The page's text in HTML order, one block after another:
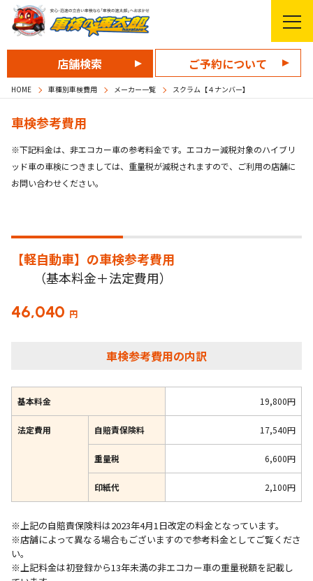
店舗検索 ご予約について
HOME 車種別車検費用 メーカー一覧 スクラム【４ナンバー】
車検参考費用
※下記料金は、非エコカー車の参考料金です。エコカー減税対象のハイブリ
ッド車の車検につきましては、重量税が減税されますので、ご利用の店舗に
お問い合わせください。
【軽自動車】の車検参考費用
（基本料金＋法定費用）
46,040 円
車検参考費用の内訳
基本料金 19,800円
法定費用 自賠責保険料 17,540円
重量税 6,600円
印紙代 2,100円
※上記の自賠責保険料は2023年4月1日改定の料金となっています。
※店舗によって異なる場合もございますので参考料金としてご覧くださ
い。
※上記料金は初登録から13年未満の非エコカー車の重量税額を記載し